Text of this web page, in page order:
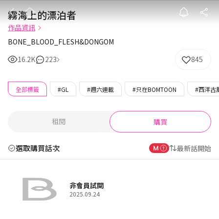
霧海上的漂泊者
霧海上的漂泊者
作品資訊
BONE_BLOOD_FLESH&DONGOM
16.2K
223 845
全部標籤 #GL #週六連載 #只在BOMTOON #西洋古
租閱 購買
選取購買話次 最新話開始
非會員試閱
2025.09.24